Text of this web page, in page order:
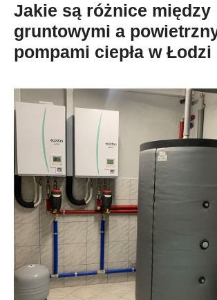
Jakie są różnice między
gruntowymi a
pompami ciepła w Łodzi